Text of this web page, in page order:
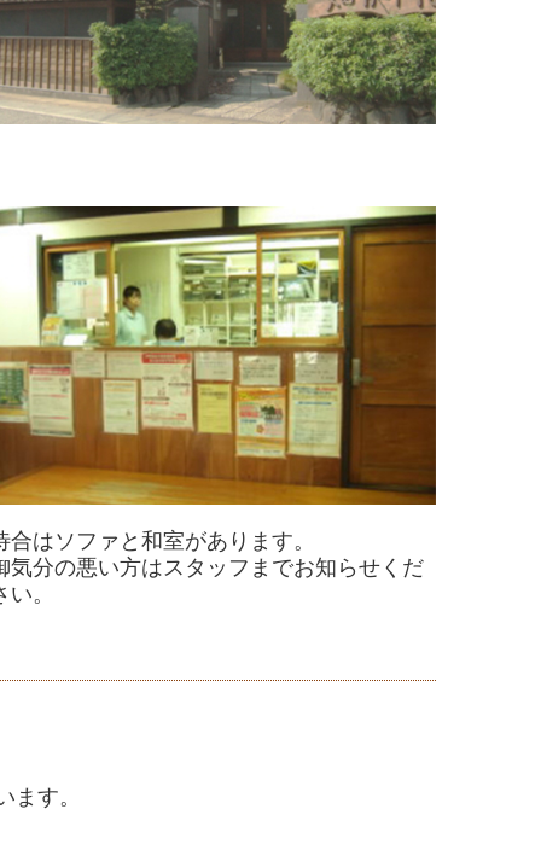
合はソファと和室があります。
気分の悪い方はスタッフまでお知らせくだ
い。
す。